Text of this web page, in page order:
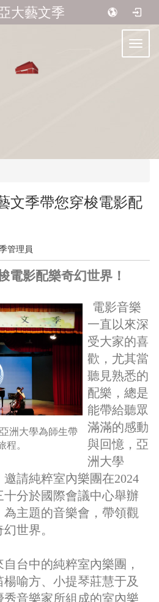
大藝文季
文季帶您穿梭電影配
管理員
電影配樂奇幻世界！
洲大學為師生帶
。
電影音樂
一直以來深
受大家的喜
歡，尤其當
聽見熟悉的
配樂，總是
能帶給聽眾
滿滿的感動
與回憶 ， 亞
洲大學
邀請純粹室內樂團在2024
十分於國際會議中心舉辦
主題的音樂會，帶領觀
世界。
台中的純粹室內樂團，
喻方、小提琴莊慧于及
音樂家所組成的室內樂